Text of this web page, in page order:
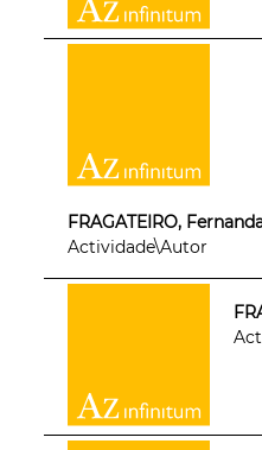
FRAGATEIRO,
Actividade\Autor